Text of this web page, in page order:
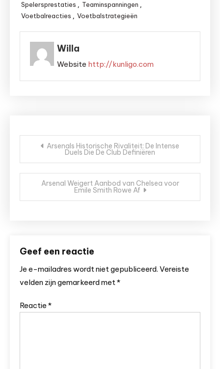
Spelersprestaties , Teaminspanningen ,
Voetbalreacties , Voetbalstrategieën
Willa
Website http://kunligo.com
Bericht
navigatie
Arsenals Historische Rivaliteit: De Intense
Duels Die De Club Definiëren
Arsenal Weigert Aanbod van Chelsea voor
Emile Smith Rowe Af
Geef een reactie
Je e-mailadres wordt niet gepubliceerd. Vereiste
velden zijn gemarkeerd met*
Reactie *